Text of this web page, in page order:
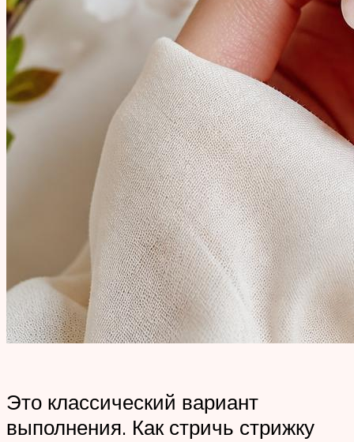
Это классический вариант
выполнения. Как стричь стрижку